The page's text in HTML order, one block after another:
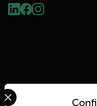
Select your preferred